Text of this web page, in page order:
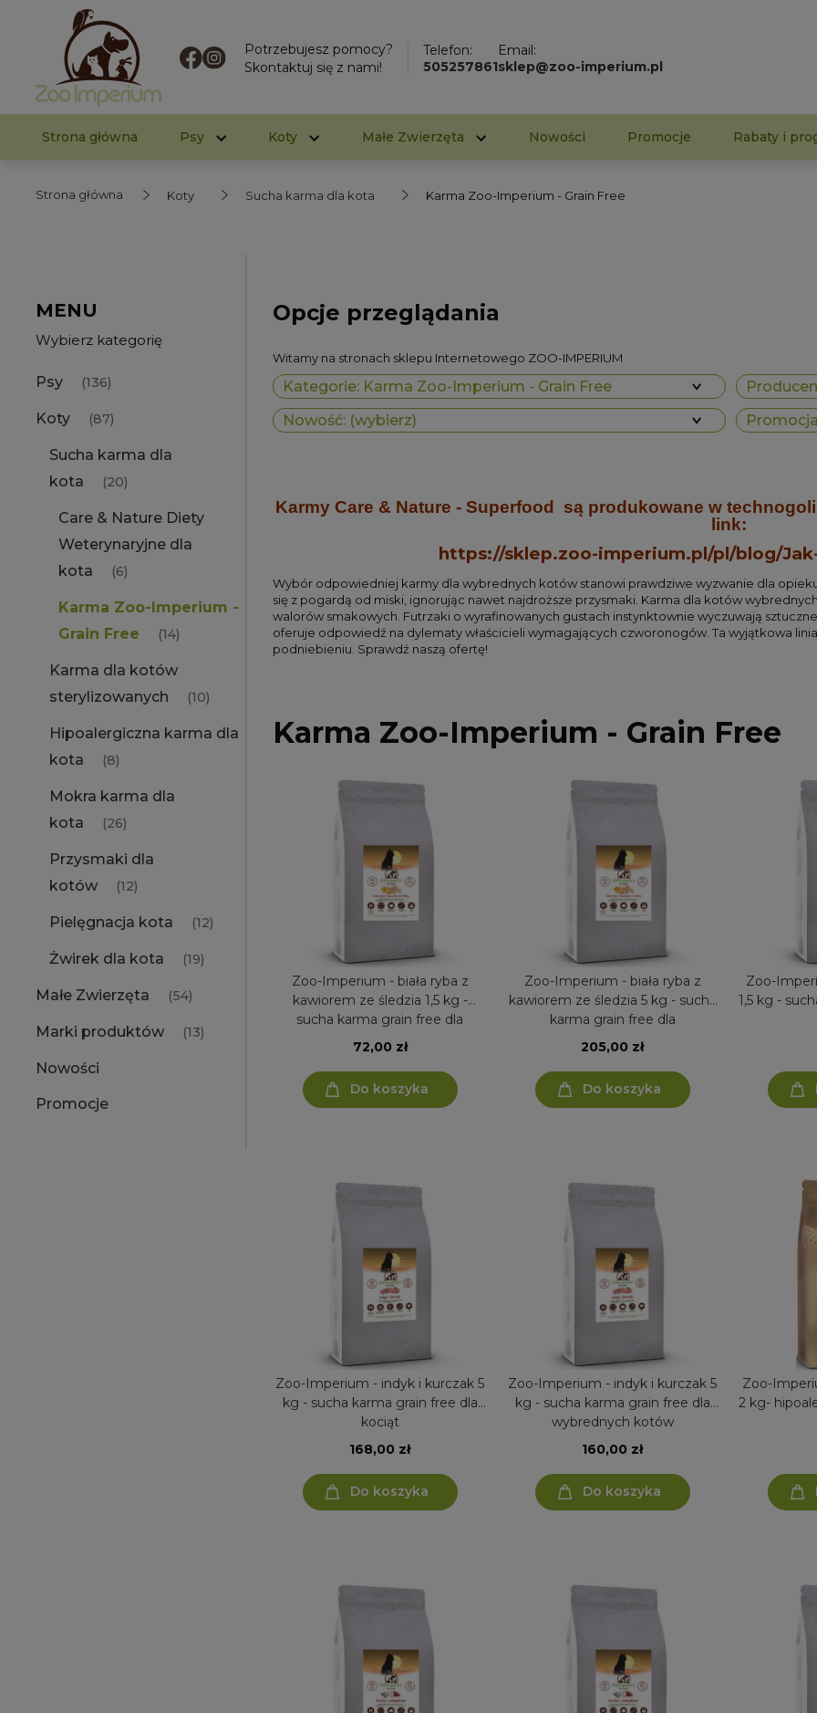
Potrzebujesz pomocy?
Skontaktuj się z nami!
Telefon:
505257861
Email:
sklep@zoo-imperium.pl
Strona główna Psy Koty Małe Zwierzęta Nowości Promocje Rabaty i
Strona główna Koty Sucha karma dla kota Karma Zoo-Imperium - Grain Free
MENU
Wybierz kategorię
Psy (136)
Koty (87)
Sucha karma dla
kota
(20)
Care & Nature Diety
Weterynaryjne dla
kota
(6)
Karma Zoo-Imperium -
Grain Free
(14)
Karma dla kotów
sterylizowanych
(10)
Hipoalergiczna karma dla
kota
(8)
Mokra karma dla
kota
(26)
Przysmaki dla
kotów
(12)
Pielęgnacja kota (12)
Żwirek dla kota (19)
Małe Zwierzęta (54)
Marki produktów (13)
Nowości
Promocje
Opcje przeglądania
Witamy na stronach sklepu Internetowego ZOO-IMPERIUM
Kategorie: Karma Zoo-Imperium - Grain Free
Nowość: (wybierz)
Karmy Care & Nature - Superfood są produkowane w
link:
https://sklep.zoo-imperium.pl/pl/blog/
Wybór odpowiedniej karmy dla wybrednych kotów stanowi prawdziwe wyzwanie dla
się z pogardą od miski, ignorując nawet najdroższe przysmaki. Karma dla kotów
walorów smakowych. Futrzaki o wyrafinowanych gustach instynktownie wyczuwają
oferuje odpowiedź na dylematy właścicieli wymagających czworonogów. Ta wyjątkowa
podniebieniu. Sprawdź naszą ofertę!
Karma Zoo-Imperium - Grain Free
Zoo-Imperium - biała ryba z
kawiorem ze śledzia 1,5 kg -
sucha karma grain free dla
sterylizowanego kota
72,00 zł
Do koszyka
Zoo-Imperium - biała ryba z
kawiorem ze śledzia 5 kg - sucha
karma grain free dla
sterylizowanego kota
205,00 zł
Do koszyka
Zoo-
1,5 kg -
Zoo-Imperium - indyk i kurczak 5
kg - sucha karma grain free dla
kociąt
168,00 zł
Do koszyka
Zoo-Imperium - indyk i kurczak 5
kg - sucha karma grain free dla
wybrednych kotów
160,00 zł
Do koszyka
Zoo-
2 kg-